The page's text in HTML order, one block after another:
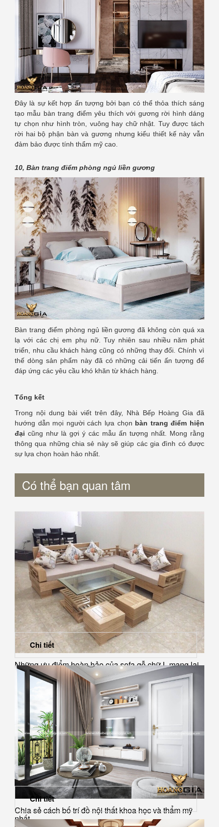
Đây là sự kết hợp ấn tượng bởi bạn có thể thỏa thích sáng
tạo mẫu bàn trang điểm yêu thích với gương rời hình dáng
tự chọn như hình tròn, vuông hay chữ nhật. Tuy được tách
rời hai bộ phận bàn và gương nhưng kiểu thiết kế này vẫn
đảm bảo được tính thẩm mỹ cao.
10, Bàn trang điểm phòng ngủ liền gương
Bàn trang điểm phòng ngủ liền gương đã không còn quá xa
lạ với các chị em phụ nữ. Tuy nhiên sau nhiều năm phát
triển, nhu cầu khách hàng cũng có những thay đổi. Chính vì
thế dòng sản phẩm này đã có những cải tiến ấn tượng để
đáp ứng các yêu cầu khó khăn từ khách hàng.
Tổng kết
Trong nội dung bài viết trên đây, Nhà Bếp Hoàng Gia đã
hướng dẫn mọi người cách lựa chọn bàn trang điểm hiện
đại cũng như là gợi ý các mẫu ấn tượng nhất. Mong rằng
thông qua những chia sẻ này sẽ giúp các gia đình có được
sự lựa chọn hoàn hảo nhất.
Có thể bạn quan tâm
Những ưu điểm hoàn hảo của sofa gỗ chữ L mang lại
cho phòng...
Chi tiết
Chia sẻ cách bố trí đồ nội thất khoa học và thẩm mỹ
nhất
Chi tiết